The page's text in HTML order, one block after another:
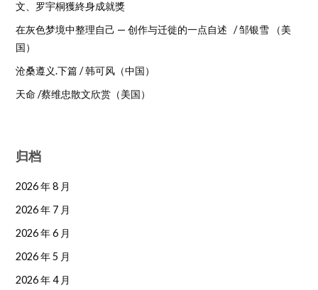
文、罗宇桐獲終身成就獎
在灰色梦境中整理自己 — 创作与迁徙的一点自述 / 邹银雪 （美
国）
沧桑遵义.下篇 / 韩可风（中国）
天命 /蔡维忠散文欣赏（美国）
归档
2026 年 8 月
2026 年 7 月
2026 年 6 月
2026 年 5 月
2026 年 4 月